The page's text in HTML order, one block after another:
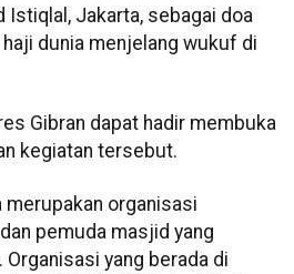
Istiqlal, Jakarta, sebagai doa
dunia menjelang wukuf di
Gibran dapat hadir membuka
kegiatan tersebut.
merupakan organisasi
pemuda masjid yang
yang berada di